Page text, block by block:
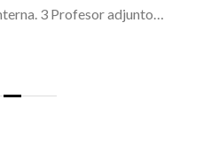
3 Profesor adjunto…